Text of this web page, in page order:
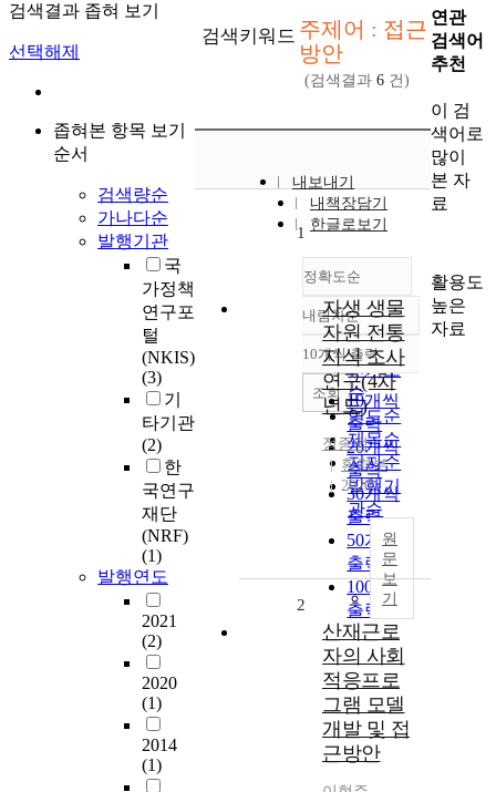
검색결과 좁혀 보기
선택해제
좁혀본 항목 보기
순서
검색량순
가나다순
발행기관
국
가정책
연구포
털
(NKIS)
(3)
기
타기관
(2)
한
국연구
재단
(NRF)
(1)
발행연도
2021
(2)
2020
(1)
2014
(1)
검색키워드 주제어 : 접근
방안
(검색결과 6 건)
내보내기
내책장담기
한글로보기
정확도순
정확도
순
인기도
순
연도순
제목순
저자순
발행기
관순
내림차순
내림차순
10개씩 출력
10개씩
출력
20개씩
출력
30개씩
출력
50개씩
출력
100개씩
출력
조회
1
자생 생물
자원 전통
지식 조사
연구(4차
년도)
정종덕
환경부
2020
원
문
보
기
2
산재근로
자의 사회
적응프로
그램 모델
개발 및 접
근방안
연관
검색어
추천
이 검
색어로
많이
본 자
료
활용도
높은
자료